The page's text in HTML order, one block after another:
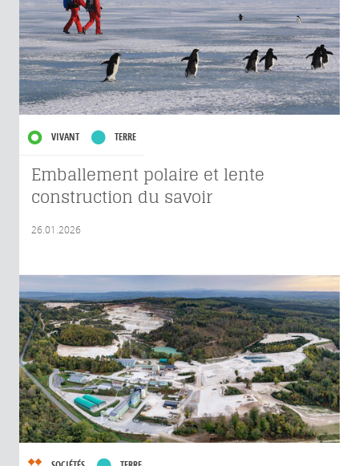
VIVANT TERRE
Emballement polaire et lente
construction du savoir
26.01.2026